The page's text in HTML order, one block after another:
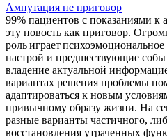
Ампутация не приговор
99% пациентов с показаниями
эту новость как приговор.
роль играет
настрой и предшествующие
владение актуальной
вариантах решения проблемы
адаптироваться к новым
привычному образу жизни. На
разные варианты частичного,
восстановления утраченных